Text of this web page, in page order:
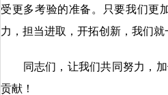
受更多考验的准备。只要我们更
力，担当进取，开拓创新，我们
同志们，让我们共同努力，加
贡献！